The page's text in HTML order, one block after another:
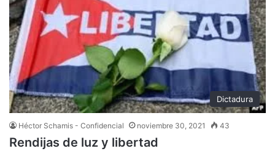
Dictadura
Héctor Schamis - Confidencial noviembre 30, 2021 43
Rendijas de luz y libertad